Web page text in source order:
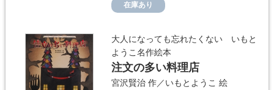
在庫あり
大人になっても忘れたくない いもと
ようこ名作絵本
注文の多い料理店
宮沢賢治 作／いもとようこ 絵